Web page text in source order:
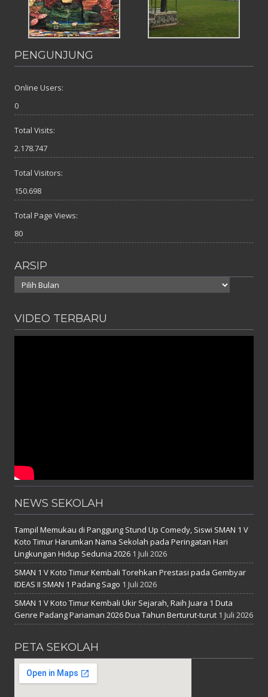
PENGUNJUNG
Online Users:
0
Total Visits:
2.178.747
Total Visitors:
150.698
Total Page Views:
80
ARSIP
Arsip
VIDEO TERBARU
NEWS SEKOLAH
Tampil Memukau di Panggung Stund Up Comedy, Siswi SMAN 1 V
Koto Timur Harumkan Nama Sekolah pada Peringatan Hari
Lingkungan Hidup Sedunia 2026 1 Juli 2026
SMAN 1 V Koto Timur Kembali Torehkan Prestasi pada Gembyar
IDEAS II SMAN 1 Padang Sago 1 Juli 2026
SMAN 1 V Koto Timur Kembali Ukir Sejarah, Raih Juara 1 Duta
Genre Padang Pariaman 2026 Dua Tahun Berturut-turut 1 Juli 2026
PETA SEKOLAH